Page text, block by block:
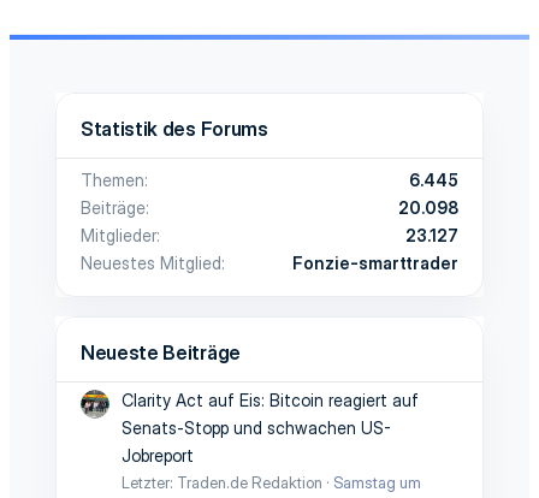
Statistik des Forums
Themen
6.445
Beiträge
20.098
Mitglieder
23.127
Neuestes Mitglied
Fonzie-smarttrader
Neueste Beiträge
Clarity Act auf Eis: Bitcoin reagiert auf
Senats-Stopp und schwachen US-
Jobreport
Letzter: Traden.de Redaktion
Samstag um